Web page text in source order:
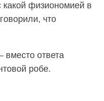
какой физиономией в
что
ответа
робе.